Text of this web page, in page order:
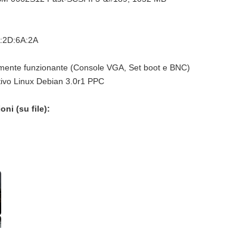
funzionante (Console VGA, Set boot e BNC)
Linux Debian 3.0r1 PPC
(su file):